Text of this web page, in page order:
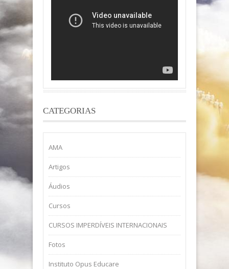
CATEGORIAS
AMA
Artigos
Áudios
Cursos
CURSOS IMPERDÍVEIS INTERNACIONAIS
Fotos
Instituto Opus Educare